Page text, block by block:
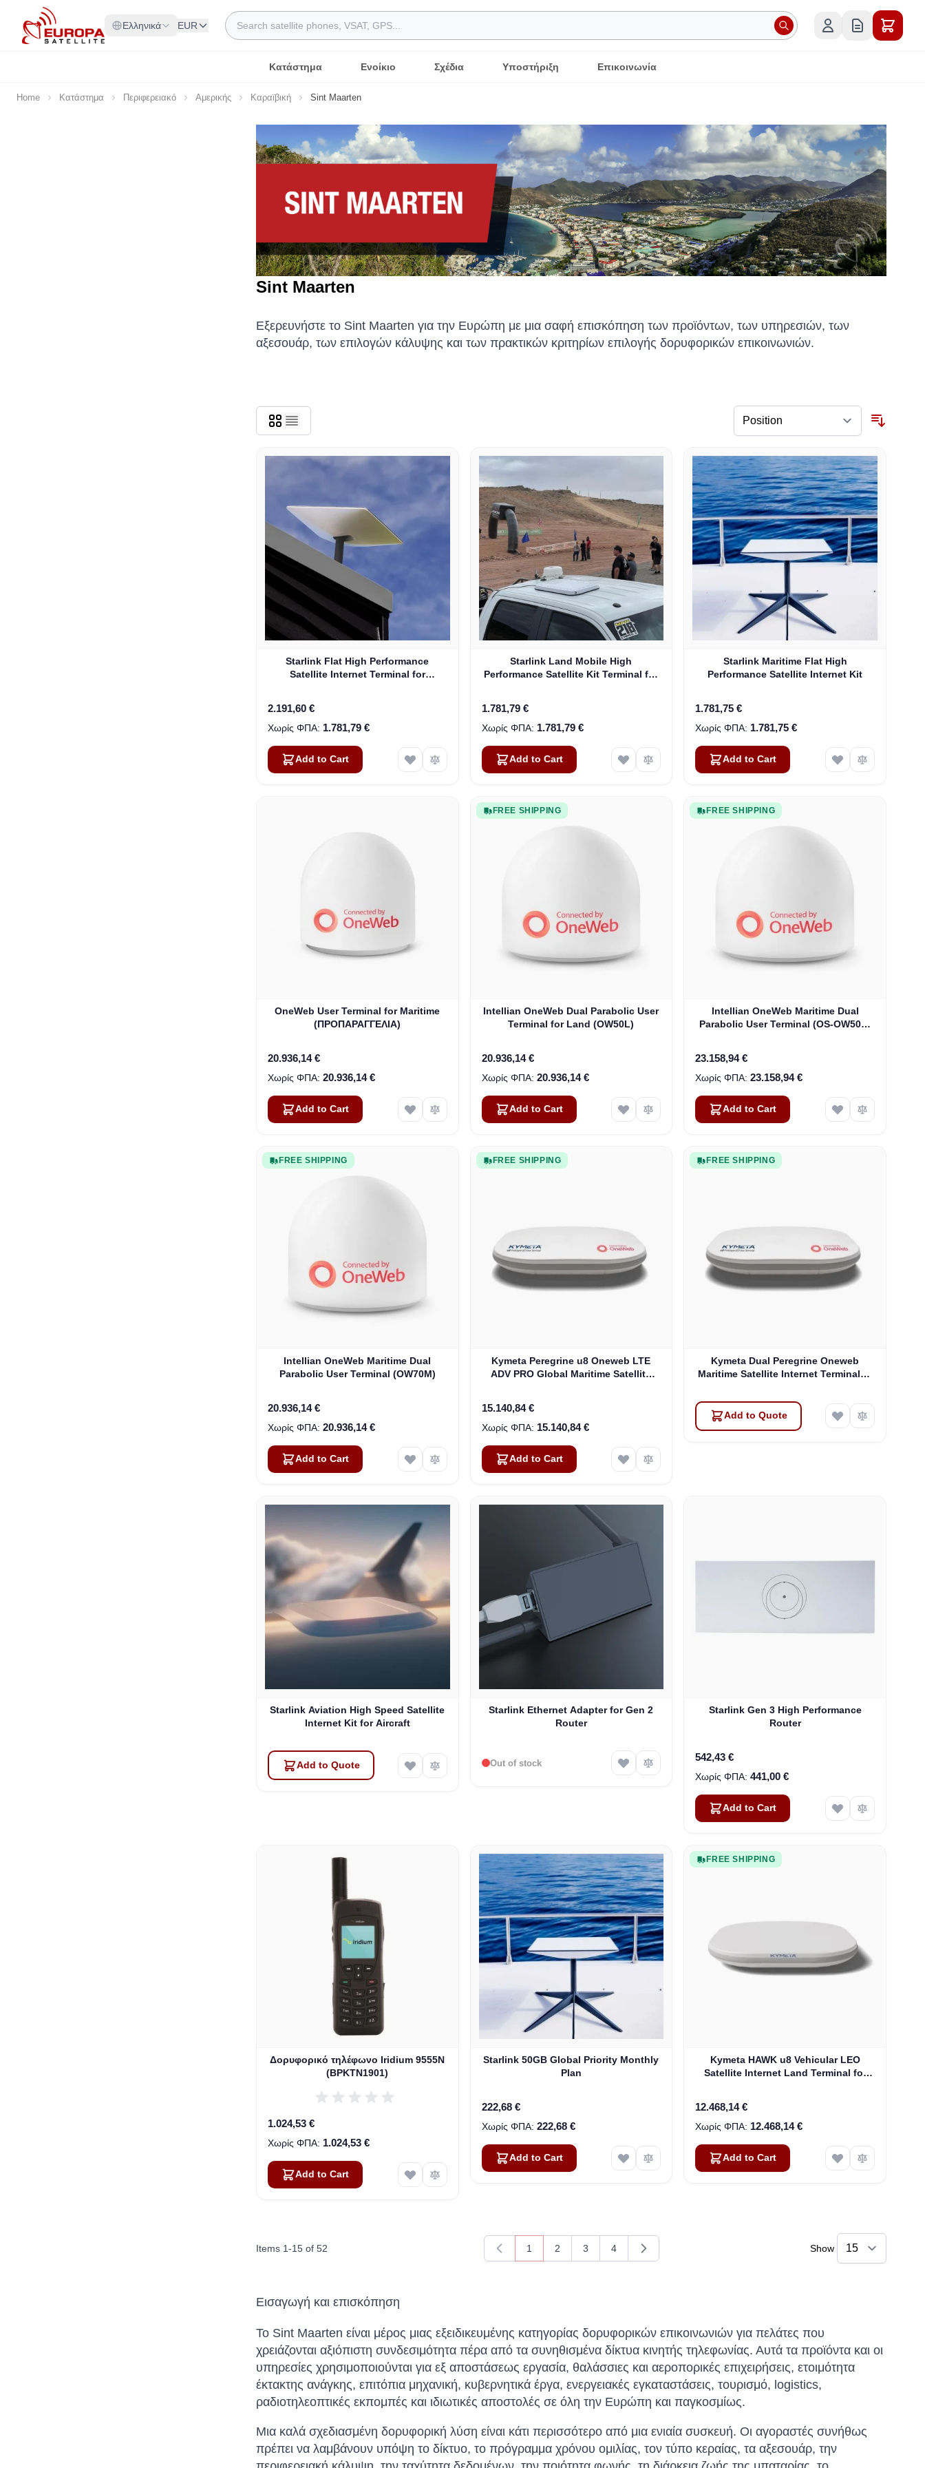
Skip to Content
Ελληνικά EUR
Search
Κατάστημα Ενοίκιο Σχέδια Υποστήριξη Επικοινωνία
Home Κατάστημα Περιφερειακό Αμερικής Καραϊβική Sint Maarten
Sint Maarten
Εξερευνήστε το Sint Maarten για την Ευρώπη με μια σαφή επισκόπηση των προϊόντων, των υπηρεσιών, των
αξεσουάρ, των επιλογών κάλυψης και των πρακτικών κριτηρίων επιλογής δορυφορικών επικοινωνιών.
Starlink Flat High Performance
Satellite Internet Terminal for
2.191,60 €
1.781,79 €
Add to Cart
Starlink Land Mobile High
Performance Satellite Kit Terminal for
1.781,79 €
1.781,79 €
Add to Cart
Starlink Maritime Flat High
Performance Satellite Internet Kit
1.781,75 €
1.781,75 €
Add to Cart
OneWeb User Terminal for Maritime
(ΠΡΟΠΑΡΑΓΓΕΛΙΑ)
20.936,14 €
20.936,14 €
Add to Cart
FREE SHIPPING
Intellian OneWeb Dual Parabolic User
Terminal for Land (OW50L)
20.936,14 €
20.936,14 €
Add to Cart
FREE SHIPPING
Intellian OneWeb Maritime Dual
Parabolic User Terminal (OS-OW50P-
23.158,94 €
23.158,94 €
Add to Cart
FREE SHIPPING
Intellian OneWeb Maritime Dual
Parabolic User Terminal (OW70M)
20.936,14 €
20.936,14 €
Add to Cart
FREE SHIPPING
Kymeta Peregrine u8 Oneweb LTE
ADV PRO Global Maritime Satellite
15.140,84 €
15.140,84 €
Add to Cart
FREE SHIPPING
Kymeta Dual Peregrine Oneweb
Maritime Satellite Internet Terminals -
Add to Quote
Starlink Aviation High Speed Satellite
Internet Kit for Aircraft
Add to Quote
Starlink Ethernet Adapter for Gen 2
Router
Out of stock
Starlink Gen 3 High Performance
Router
542,43 €
441,00 €
Add to Cart
Δορυφορικό τηλέφωνο Iridium 9555N
(BPKTN1901)
1.024,53 €
1.024,53 €
Add to Cart
Starlink 50GB Global Priority Monthly
Plan
222,68 €
222,68 €
Add to Cart
FREE SHIPPING
Kymeta HAWK u8 Vehicular LEO
Satellite Internet Land Terminal for
12.468,14 €
12.468,14 €
Add to Cart
Items 1-15 of 52
You're currently reading page
1
Page
2
Page
3
Page
4 Show
Εισαγωγή και επισκόπηση
Το Sint Maarten είναι μέρος μιας εξειδικευμένης κατηγορίας δορυφορικών επικοινωνιών για πελάτες που
χρειάζονται αξιόπιστη συνδεσιμότητα πέρα ​​από τα συνηθισμένα δίκτυα κινητής τηλεφωνίας. Αυτά τα προϊόντα και οι
υπηρεσίες χρησιμοποιούνται για εξ αποστάσεως εργασία, θαλάσσιες και αεροπορικές επιχειρήσεις, ετοιμότητα
έκτακτης ανάγκης, επιτόπια μηχανική, κυβερνητικά έργα, ενεργειακές εγκαταστάσεις, τουρισμό, logistics,
ραδιοτηλεοπτικές εκπομπές και ιδιωτικές αποστολές σε όλη την Ευρώπη και παγκοσμίως.
Μια καλά σχεδιασμένη δορυφορική λύση είναι κάτι περισσότερο από μια ενιαία συσκευή. Οι αγοραστές συνήθως
πρέπει να λαμβάνουν υπόψη το δίκτυο, το πρόγραμμα χρόνου ομιλίας, τον τύπο κεραίας, τα αξεσουάρ, την